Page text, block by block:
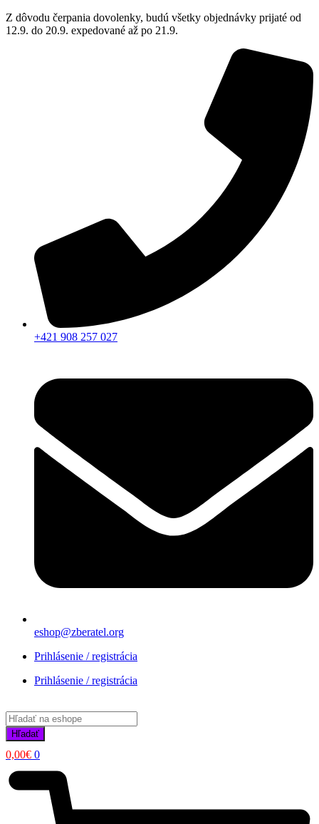
Z dôvodu čerpania dovolenky, budú všetky objednávky prijaté od
12.9. do 20.9. expedované až po 21.9.
+421 908 257 027
eshop@zberatel.org
Prihlásenie / registrácia
Prihlásenie / registrácia
Products
search
Hľadať
0,00€ 0